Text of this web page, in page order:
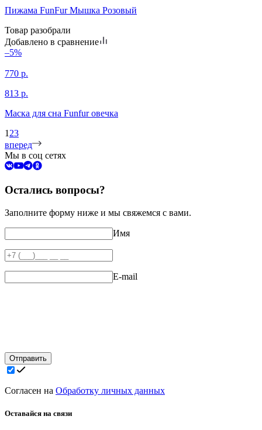
Пижама FunFur Мышка Розовый
Товар разобрали
Добавлено в сравнение
–5%
770 р.
813 р.
Маска для сна Funfur овечка
1 23
вперед
Мы в соц сетях
Остались вопросы?
Заполните форму ниже и мы свяжемся с вами.
Имя
E-mail
Отправить
Согласен на Обработку личных данных
Оставайся на связи